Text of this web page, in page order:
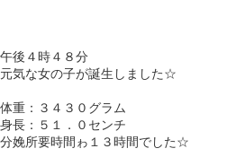
午後４時４８分
元気な女の子が誕生しました☆
体重：３４３０グラム
身長：５１．０センチ
分娩所要時間ゎ１３時間でした☆